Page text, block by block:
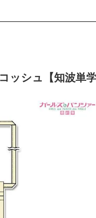
シュ【知波単学